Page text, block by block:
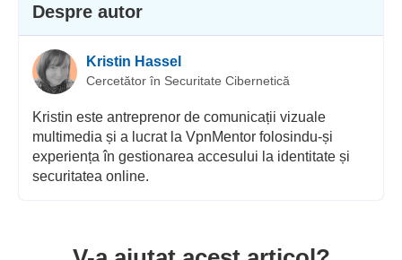
Despre autor
Kristin Hassel
Cercetător în Securitate Cibernetică
Kristin este antreprenor de comunicații vizuale
multimedia și a lucrat la VpnMentor folosindu-și
experiența în gestionarea accesului la identitate și
securitatea online.